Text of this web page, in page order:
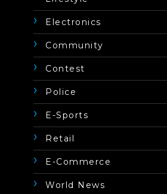
Electronics
Community
Contest
Police
E-Sports
Retail
E-Commerce
World News